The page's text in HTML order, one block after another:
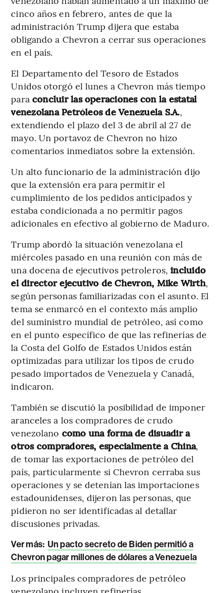
cinco años en febrero, antes de que la
administración Trump dijera que estaba
obligando a Chevron a cerrar sus operaciones
en el país.
El Departamento del Tesoro de Estados
Unidos otorgó el lunes a Chevron más tiempo
para concluir las operaciones con la estatal
venezolana Petróleos de Venezuela S.A.,
extendiendo el plazo del 3 de abril al 27 de
mayo. Un portavoz de Chevron no hizo
comentarios inmediatos sobre la extensión.
Un alto funcionario de la administración dijo
que la extensión era para permitir el
cumplimiento de los pedidos anticipados y
estaba condicionada a no permitir pagos
adicionales en efectivo al gobierno de Maduro.
Trump abordó la situación venezolana el
miércoles pasado en una reunión con más de
una docena de ejecutivos petroleros,incluido
el director ejecutivo de Chevron, Mike Wirth,
según personas familiarizadas con el asunto. El
tema se enmarcó en el contexto más amplio
del suministro mundial de petróleo, así como
en el punto específico de que las refinerías de
la Costa del Golfo de Estados Unidos están
optimizadas para utilizar los tipos de crudo
pesado importados de Venezuela y Canadá,
indicaron.
También se discutió la posibilidad de imponer
aranceles a los compradores de crudo
venezolano como una forma de disuadir a
otros compradores, especialmente a China,
de tomar las exportaciones de petróleo del
país, particularmente si Chevron cerraba sus
operaciones y se detenían las importaciones
estadounidenses, dijeron las personas, que
pidieron no ser identificadas al detallar
discusiones privadas.
Ver más: Un pacto secreto de Biden permitió a
Chevron pagar millones de dólares a Venezuela
Los principales compradores de petróleo